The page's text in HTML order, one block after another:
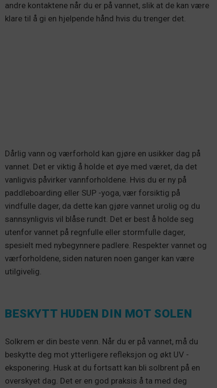
andre kontaktene når du er på vannet, slik at de kan være
klare til å gi en hjelpende hånd hvis du trenger det.
Dårlig vann og værforhold kan gjøre en usikker dag på
vannet. Det er viktig å holde et øye med været, da det
vanligvis påvirker vannforholdene. Hvis du er ny på
paddleboarding eller SUP -yoga, vær forsiktig på
vindfulle dager, da dette kan gjøre vannet urolig og du
sannsynligvis vil blåse rundt. Det er best å holde seg
utenfor vannet på regnfulle eller stormfulle dager,
spesielt med nybegynnere padlere. Respekter vannet og
værforholdene, siden naturen noen ganger kan være
utilgivelig.
BESKYTT HUDEN DIN MOT SOLEN
Solkrem er din beste venn. Når du er på vannet, må du
beskytte deg mot ytterligere refleksjon og økt UV -
eksponering. Husk at du fortsatt kan bli solbrent på en
overskyet dag. Det er en god praksis å ta med deg